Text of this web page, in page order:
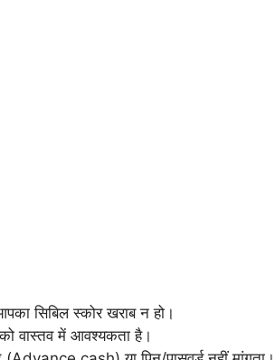
सिबिल स्कोर खराब न हो।
वास्तव में आवश्यकता है।